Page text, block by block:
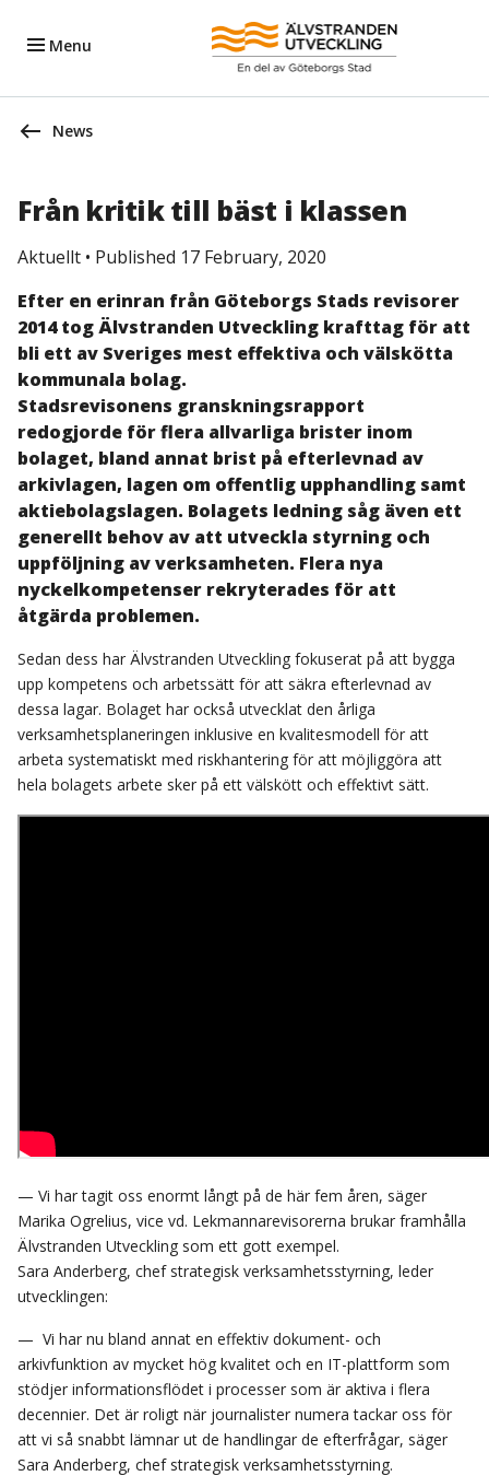
Menu
News
Från kritik till bäst i klassen
Aktuellt • Published 17 February, 2020
Efter en erinran från Göteborgs Stads revisorer
2014 tog Älvstranden Utveckling krafttag för att
bli ett av Sveriges mest effektiva och välskötta
kommunala bolag.
Stadsrevisonens granskningsrapport
redogjorde för flera allvarliga brister inom
bolaget, bland annat brist på efterlevnad av
arkivlagen, lagen om offentlig upphandling samt
aktiebolagslagen. Bolagets ledning såg även ett
generellt behov av att utveckla styrning och
uppföljning av verksamheten. Flera nya
nyckelkompetenser rekryterades för att
åtgärda problemen.
Sedan dess har Älvstranden Utveckling fokuserat på att bygga
upp kompetens och arbetssätt för att säkra efterlevnad av
dessa lagar. Bolaget har också utvecklat den årliga
verksamhetsplaneringen inklusive en kvalitesmodell för att
arbeta systematiskt med riskhantering för att möjliggöra att
hela bolagets arbete sker på ett välskött och effektivt sätt.
— Vi har tagit oss enormt långt på de här fem åren, säger
Marika Ogrelius, vice vd. Lekmannarevisorerna brukar framhålla
Älvstranden Utveckling som ett gott exempel.
Sara Anderberg, chef strategisk verksamhetsstyrning, leder
utvecklingen:
— Vi har nu bland annat en effektiv dokument- och
arkivfunktion av mycket hög kvalitet och en IT-plattform som
stödjer informationsflödet i processer som är aktiva i flera
decennier. Det är roligt när journalister numera tackar oss för
att vi så snabbt lämnar ut de handlingar de efterfrågar, säger
Sara Anderberg, chef strategisk verksamhetsstyrning.